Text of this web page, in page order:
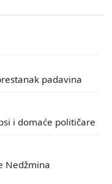
padavina
i domaće političare
Nedžmina